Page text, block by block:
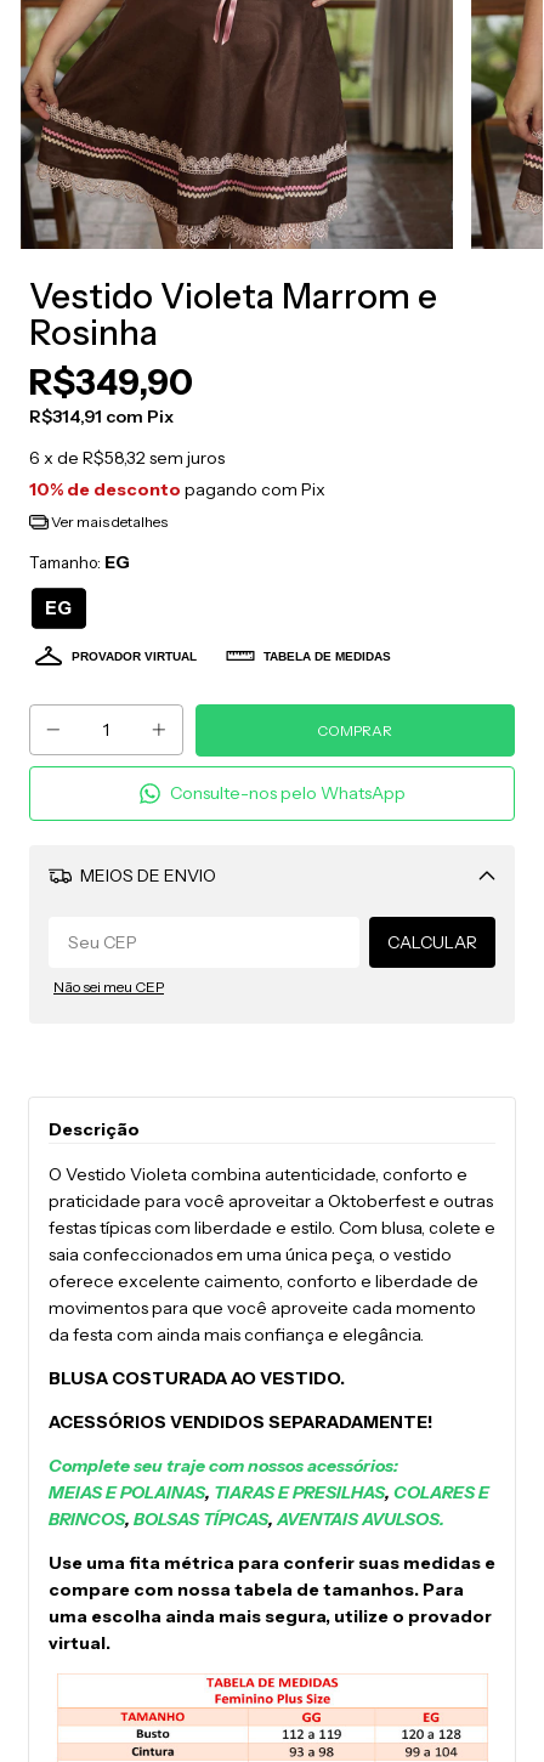
Vestido Violeta Marrom e
Rosinha
R$349,90
R$314,91 com Pix
6 x de R$58,32sem juros
10% de desconto pagando com Pix
Ver mais detalhes
Tamanho: EG
EG
PROVADOR VIRTUAL TABELA DE MEDIDAS
Consulte-nos pelo WhatsApp
MEIOS DE ENVIO
Alterar CEP
CALCULAR
Não sei meu CEP
Descrição
O Vestido Violeta combina autenticidade, conforto e
praticidade para você aproveitar a Oktoberfest e outras
festas típicas com liberdade e estilo. Com blusa, colete e
saia confeccionados em uma única peça, o vestido
oferece excelente caimento, conforto e liberdade de
movimentos para que você aproveite cada momento
da festa com ainda mais confiança e elegância.
BLUSA COSTURADA AO VESTIDO.
ACESSÓRIOS VENDIDOS SEPARADAMENTE!
Complete seu traje com nossos acessórios:
MEIAS E POLAINAS, TIARAS E PRESILHAS, COLARES E
BRINCOS, BOLSAS TÍPICAS,AVENTAIS AVULSOS.
Use uma fita métrica para conferir suas medidas e
compare com nossa tabela de tamanhos. Para
uma escolha ainda mais segura, utilize o provador
virtual.